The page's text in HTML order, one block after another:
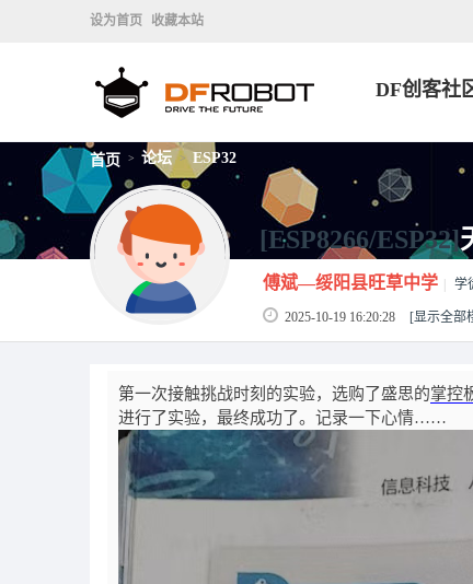
设为首页 收藏本站
DF创客社
首页 > 论坛 > ESP32
[ESP8266/ESP32]
傅斌—绥阳县旺草中学 学
2025-10-19 16:20:28 [显示全部
第一次接触挑战时刻的实验，选购了盛思的掌控
进行了实验，最终成功了。记录一下心情……